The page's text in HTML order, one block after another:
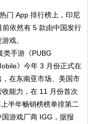
门 App 排行榜上，印尼
依然有 5 款由中国发行
戏。
类手游《PUBG
》今年 3 月份正式在
在东南亚市场、美国市
能力，在 11 月份首次
半年畅销榜榜单排第二
游戏厂商 IGG，据报